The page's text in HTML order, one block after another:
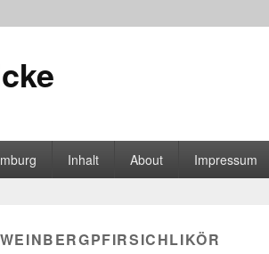
Inhalt About Impressum
WEINBERGPFIRSICHLIKÖR